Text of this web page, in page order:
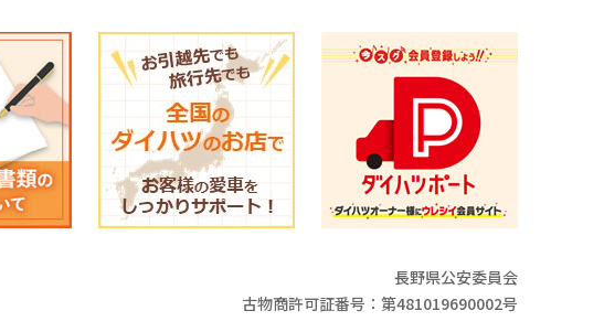
長野県公安委員会
古物商許可証番号：第481019690002号